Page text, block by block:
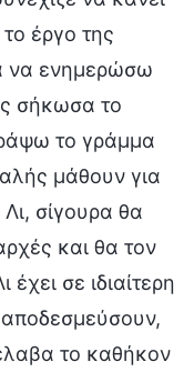
έργο της
να ενημερώσω
σήκωσα το
το γράμμα
μάθουν για
σίγουρα θα
και θα τον
σε ιδιαίτερη
το καθήκον